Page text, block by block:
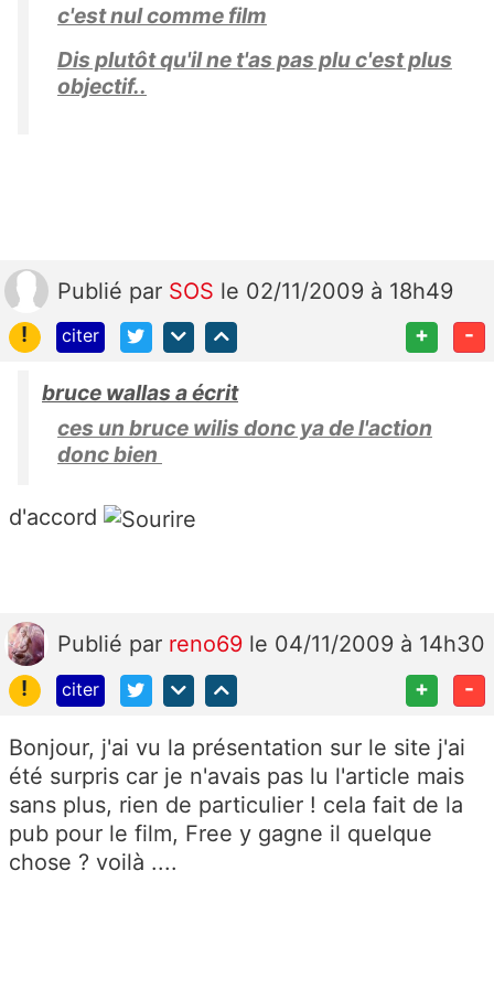
c'est nul comme film
Dis plutôt qu'il ne t'as pas plu c'est plus
objectif..
Publié par SOS le 02/11/2009 à 18h49
!
citer + -
bruce wallas a écrit
ces un bruce wilis donc ya de l'action
donc bien
d'accord
Publié par reno69 le 04/11/2009 à 14h30
!
citer + -
Bonjour, j'ai vu la présentation sur le site j'ai
été surpris car je n'avais pas lu l'article mais
sans plus, rien de particulier ! cela fait de la
pub pour le film, Free y gagne il quelque
chose ? voilà ....